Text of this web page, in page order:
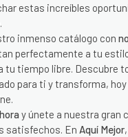
estas increíbles
inmenso catálogo con
perfectamente a tu
tu tiempo libre. Descubre
para ti y transforma,
y únete a nuestra gran
satisfechos. En Aquí Mejor